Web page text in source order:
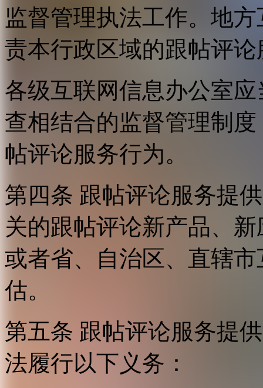
监督管理执法工作。地
责本行政区域的跟帖评
各级互联网信息办公室
查相结合的监督管理制
帖评论服务行为。
第四条 跟帖评论服务提
关的跟帖评论新产品、
或者省、自治区、直辖
估。
第五条 跟帖评论服务提
法履行以下义务：